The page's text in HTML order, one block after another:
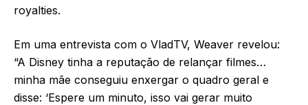
royalties.
Em uma entrevista com o VladTV, Weaver revelou:
“A Disney tinha a reputação de relançar filmes…
minha mãe conseguiu enxergar o quadro geral e
disse: ‘Espere um minuto, isso vai gerar muito